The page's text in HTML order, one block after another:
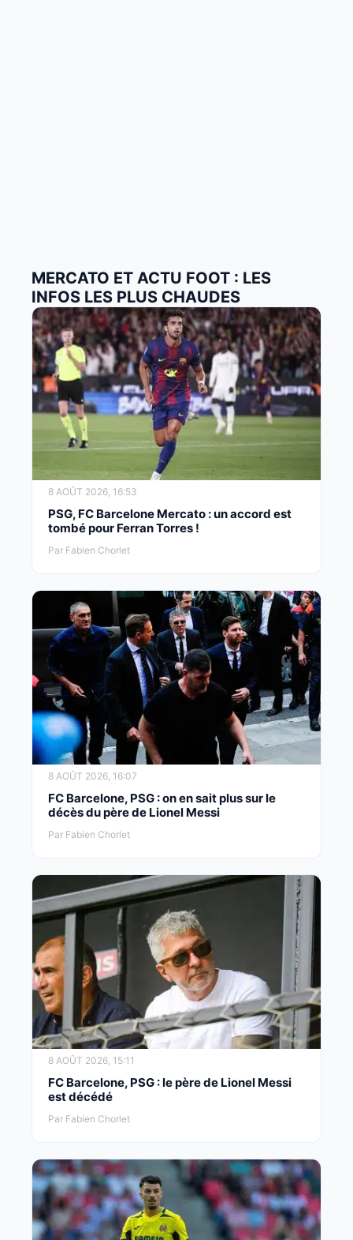
MERCATO ET ACTU FOOT : LES
INFOS LES PLUS CHAUDES
8 AOÛT 2026, 16:53
PSG, FC Barcelone Mercato : un accord est
tombé pour Ferran Torres !
Par Fabien Chorlet
8 AOÛT 2026, 16:07
FC Barcelone, PSG : on en sait plus sur le
décès du père de Lionel Messi
Par Fabien Chorlet
8 AOÛT 2026, 15:11
FC Barcelone, PSG : le père de Lionel Messi
est décédé
Par Fabien Chorlet